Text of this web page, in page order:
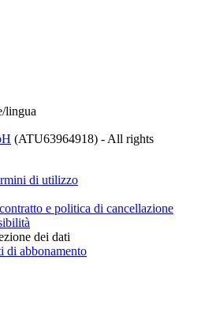
lingua
(ATU63964918) - All rights
di utilizzo
e politica di cancellazione
dei dati
di abbonamento